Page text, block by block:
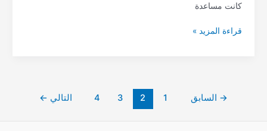
كانت مساعدة
قراءة المزيد »
→ السابق 1
2
3
4 التالي ←